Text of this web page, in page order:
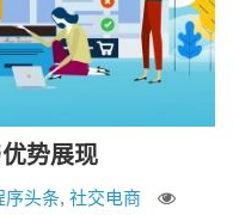
势展现
序头条, 社交电商